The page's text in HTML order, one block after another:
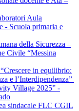
Aula
- Scuola primaria e
della Sicurezza –
Civile “Messina
in equilibrio:
e l’Interdipendenza”
Village 2025” -
sindacale FLC CGIL